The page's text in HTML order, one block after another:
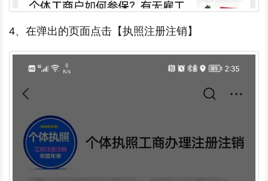
4、在弹出的页面点击【执照注册注销】